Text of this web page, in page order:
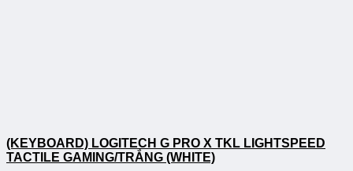
(KEYBOARD) LOGITECH G PRO X TKL LIGHTSPEED
TACTILE GAMING/TRẮNG (WHITE)